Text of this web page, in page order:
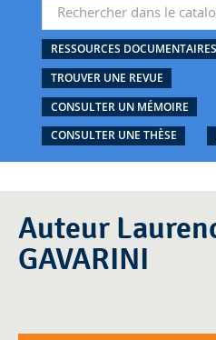
RESSOURCES
TROUVER UNE REVUE
CONSULTER UN MÉMOIRE
CONSULTER UNE THÈSE
Auteur Laurence
GAVARINI